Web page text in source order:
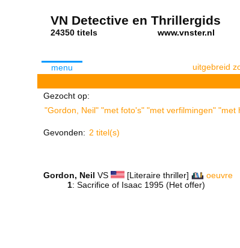
VN Detective en Thrillergids
24350 titels www.vnster.nl
menu uitgebreid
Gezocht op:
"Gordon, Neil" "met foto's" "met verfilmingen"
Gevonden: 2 titel(s)
Gordon, Neil VS [Literaire thriller]
oeuvre
1: Sacrifice of Isaac 1995 (Het offer)